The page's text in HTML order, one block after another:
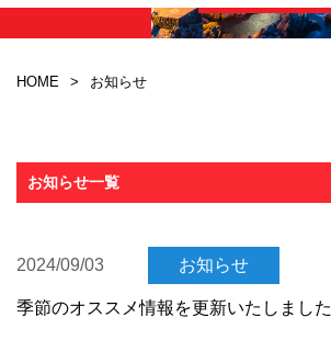
HOME お知らせ
お知らせ一覧
2024/09/03 お知らせ
季節のオススメ情報を更新いたしました